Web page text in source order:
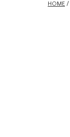
HOME /